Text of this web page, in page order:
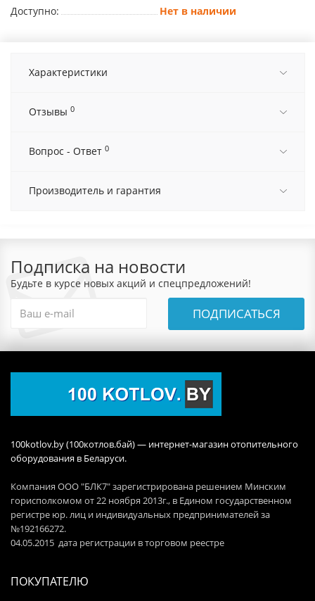
Доступно:
Нет в наличии
Характеристики
Отзывы 0
Вопрос - Ответ 0
Производитель и гарантия
Подписка на новости
Будьте в курсе новых акций и спецпредложений!
ПОДПИСАТЬСЯ
100kotlov.by (100котлов.бай) — интернет-магазин отопительного
оборудования в Беларуси.
Компания ООО "БЛК7" зарегистрирована решением Минским
горисполкомом от 22 ноября 2013г., в Едином государственном
регистре юр. лиц и индивидуальных предпринимателей за
№192166272.
04.05.2015 дата регистрации в торговом реестре
ПОКУПАТЕЛЮ